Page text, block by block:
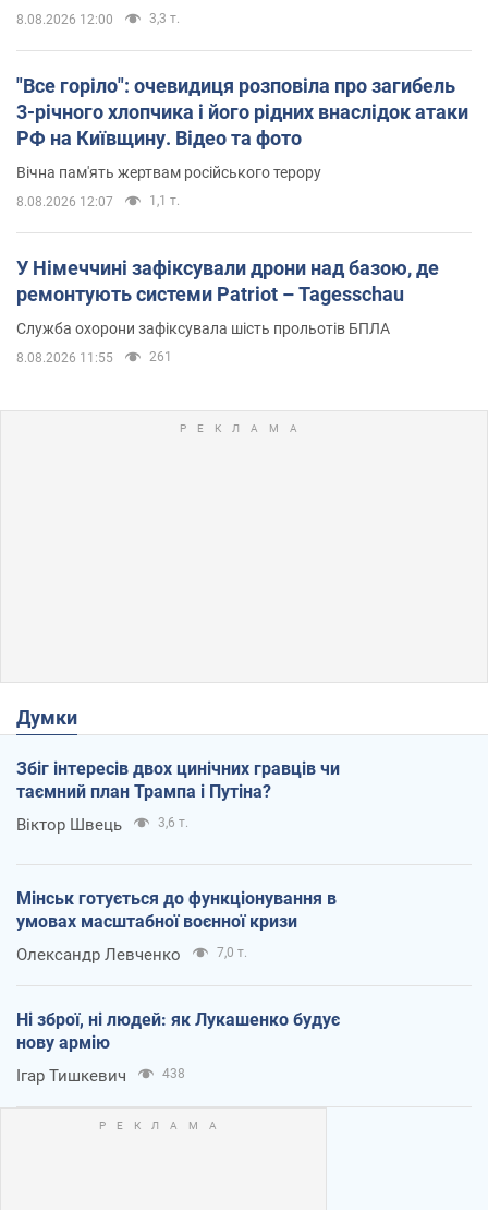
8.08.2026 12:00 3,3 т.
"Все горіло": очевидиця розповіла про загибель
3-річного хлопчика і його рідних внаслідок атаки
РФ на Київщину. Відео та фото
Вічна пам'ять жертвам російського терору
8.08.2026 12:07 1,1 т.
У Німеччині зафіксували дрони над базою, де
ремонтують системи Patriot – Tagesschau
Служба охорони зафіксувала шість прольотів БПЛА
8.08.2026 11:55 261
Думки
Збіг інтересів двох цинічних гравців чи
таємний план Трампа і Путіна?
Віктор Швець 3,6 т.
Мінськ готується до функціонування в
умовах масштабної воєнної кризи
Олександр Левченко 7,0 т.
Ні зброї, ні людей: як Лукашенко будує
нову армію
Ігар Тишкевич 438